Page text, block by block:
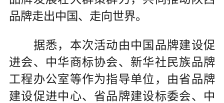
品牌走出中国、走向世界。
据悉，本次活动由中国品牌建设促
进会、中华商标协会、新华社民族品牌
工程办公室等作为指导单位，由省品牌
建设促进中心、省品牌建设标委会、中